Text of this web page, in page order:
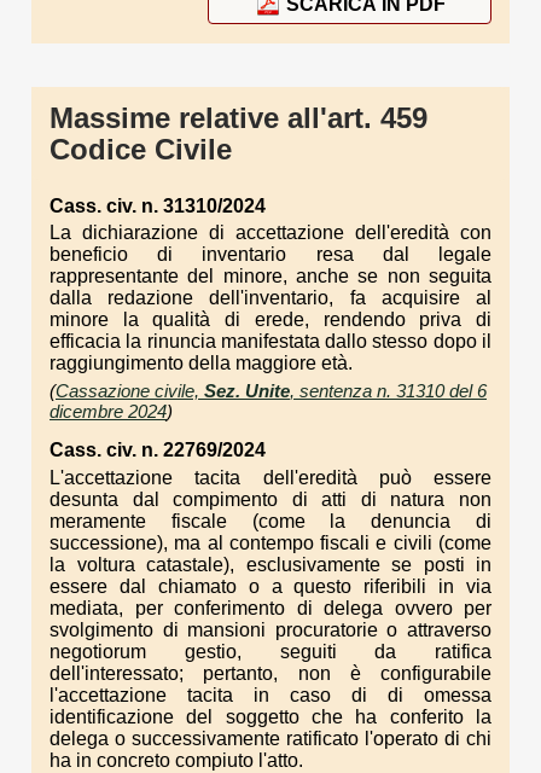
SCARICA IN PDF
Massime relative all'art. 459
Codice Civile
Cass. civ. n. 31310/2024
La dichiarazione di accettazione dell'eredità con
beneficio di inventario resa dal legale
rappresentante del minore, anche se non seguita
dalla redazione dell'inventario, fa acquisire al
minore la qualità di erede, rendendo priva di
efficacia la rinuncia manifestata dallo stesso dopo il
raggiungimento della maggiore età.
(Cassazione civile, Sez. Unite, sentenza n. 31310 del 6
dicembre 2024)
Cass. civ. n. 22769/2024
L'accettazione tacita dell'eredità può essere
desunta dal compimento di atti di natura non
meramente fiscale (come la denuncia di
successione), ma al contempo fiscali e civili (come
la voltura catastale), esclusivamente se posti in
essere dal chiamato o a questo riferibili in via
mediata, per conferimento di delega ovvero per
svolgimento di mansioni procuratorie o attraverso
negotiorum gestio, seguiti da ratifica
dell'interessato; pertanto, non è configurabile
l'accettazione tacita in caso di di omessa
identificazione del soggetto che ha conferito la
delega o successivamente ratificato l'operato di chi
ha in concreto compiuto l'atto.